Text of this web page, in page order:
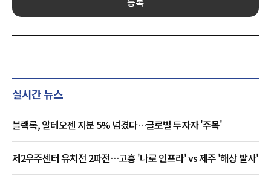
실시간 뉴스
블랙록, 알테오젠 지분 5% 넘겼다…글로벌 투자자 '주목'
제2우주센터 유치전 2파전…고흥 '나로 인프라' vs 제주 '해상 발사'